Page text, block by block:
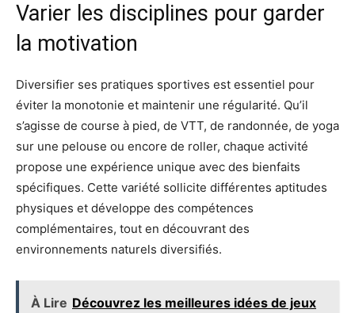
Varier les disciplines pour garder
la motivation
Diversifier ses pratiques sportives est essentiel pour
éviter la monotonie et maintenir une régularité. Qu’il
s’agisse de course à pied, de VTT, de randonnée, de yoga
sur une pelouse ou encore de roller, chaque activité
propose une expérience unique avec des bienfaits
spécifiques. Cette variété sollicite différentes aptitudes
physiques et développe des compétences
complémentaires, tout en découvrant des
environnements naturels diversifiés.
À Lire Découvrez les meilleures idées de jeux